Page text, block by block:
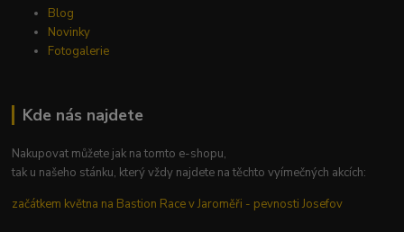
Blog
Novinky
Fotogalerie
Kde nás najdete
Nakupovat můžete jak na tomto e-shopu,
tak u našeho stánku, který vždy najdete na těchto vyímečných akcích:
začátkem května na Bastion Race v Jaroměři - pevnosti Josefov